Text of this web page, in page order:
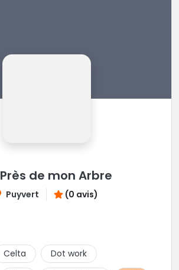
de mon Arbre
Puyvert (0 avis)
Celta
Dot work